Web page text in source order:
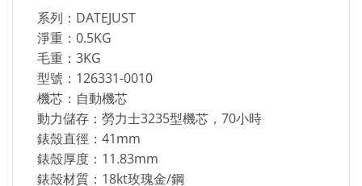
系列：DATEJUST
淨重：0.5KG
毛重：3KG
型號：126331-0010
機芯：自動機芯
動力儲存：勞力士3235型機芯，70小時
錶殼直徑：41mm
錶殼厚度：11.83mm
錶殼材質：18kt玫瑰金/鋼